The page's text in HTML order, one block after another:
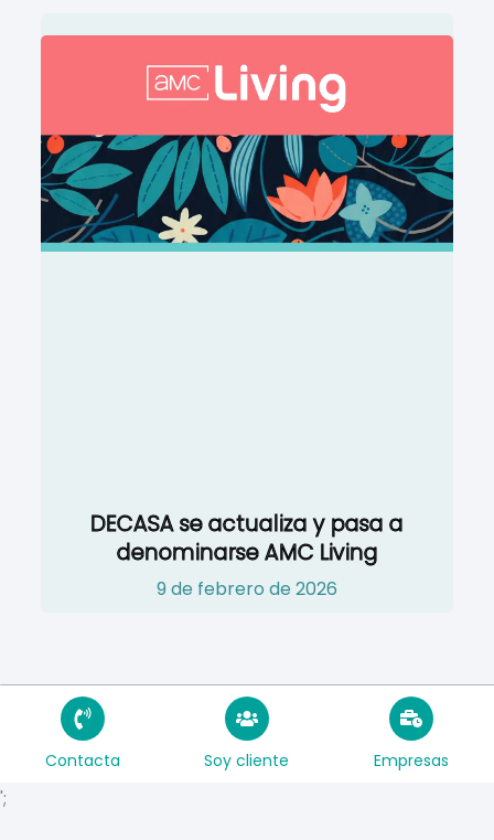
DECASA se actualiza y pasa a
denominarse AMC Living
9 de febrero de 2026
Contacta Soy cliente Empresas
';